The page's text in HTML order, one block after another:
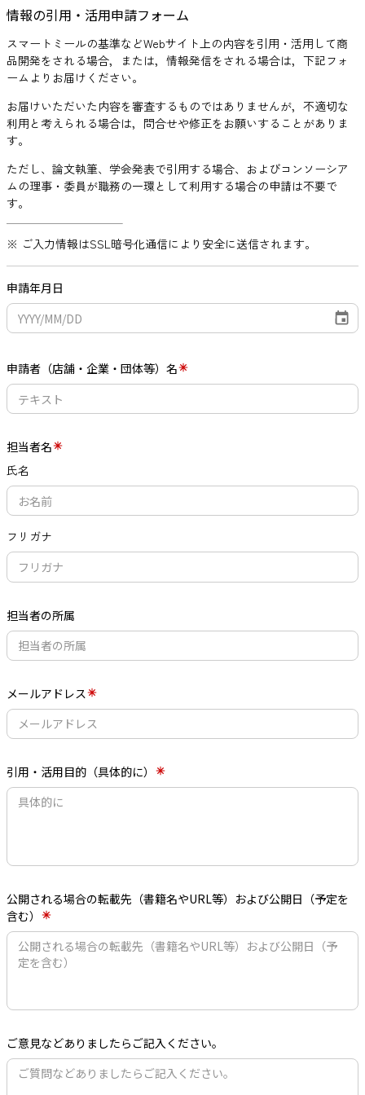
情報の引用・活用申請フォーム
スマートミールの基準などWebサイト上の内容を引用・活用して商
品開発をされる場合，
または，情報発信をされる場合は， 下記フォ
ームよりお届けください。
お届けいただいた内容を審査するものではありませんが，不適切な
利用と考えられる場合は，問合せや修正をお願いすることがありま
す。
ただし、論文執筆、学会発表で引用する場合、およびコンソーシア
ムの理事・委員が職務の一環として利用する場合の申請は不要で
す。
※ ご入力情報はSSL暗号化通信により安全に送信されます。
申請年月日
申請者（店舗・企業・団体等）名
担当者名
氏名
フリガナ
担当者の所属
メールアドレス
引用・活用目的（具体的に）
公開される場合の転載先（書籍名やURL等）および公開日（予定を
含む）
ご意見などありましたらご記入ください。